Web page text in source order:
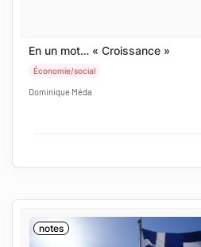
En un mot… « Croissance »
Économie/social
Dominique Méda
notes